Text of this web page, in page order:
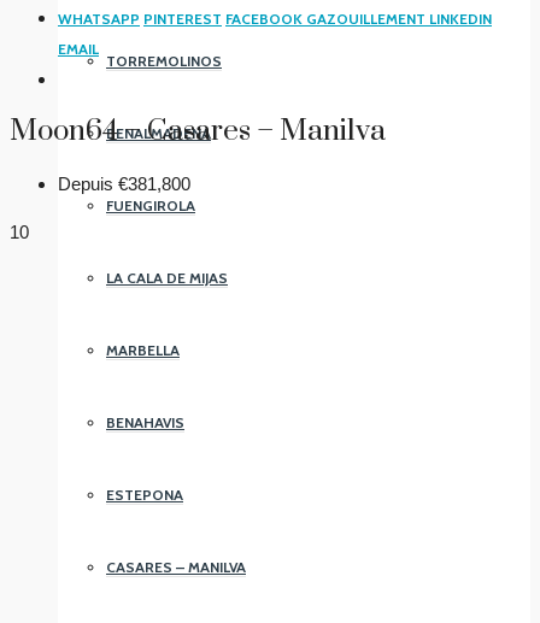
TORREMOLINOS
BENALMADENA
FUENGIROLA
LA CALA DE MIJAS
MARBELLA
BENAHAVIS
ESTEPONA
CASARES – MANILVA
WHATSAPP PINTEREST FACEBOOK GAZOUILLEMENT LINKEDIN
EMAIL
Moon64 – Casares – Manilva
Depuis €381,800
10